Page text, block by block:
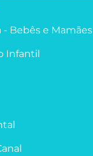
Bebês e Mamães
Infantil